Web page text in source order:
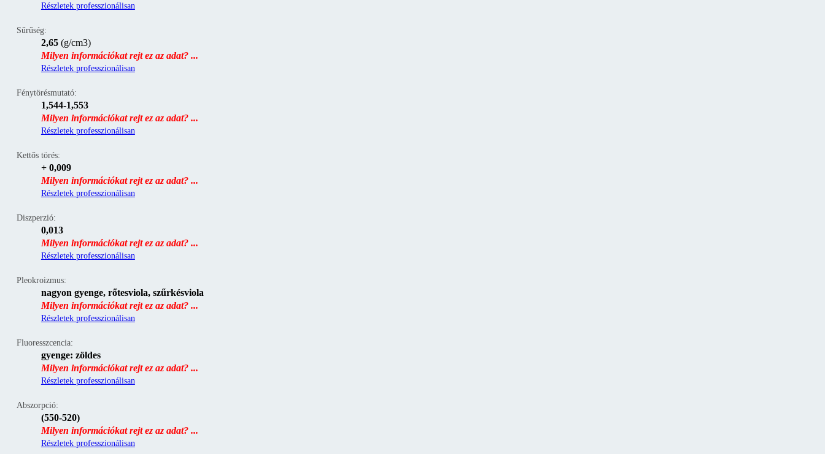
Részletek professzionálisan
Sűrűség:
2,65 (g/cm3)
Milyen információkat rejt ez az adat? ...
Részletek professzionálisan
Fénytörésmutató:
1,544-1,553
Milyen információkat rejt ez az adat? ...
Részletek professzionálisan
Kettős törés:
+ 0,009
Milyen információkat rejt ez az adat? ...
Részletek professzionálisan
Diszperzió:
0,013
Milyen információkat rejt ez az adat? ...
Részletek professzionálisan
Pleokroizmus:
nagyon gyenge, rőtesviola, szűrkésviola
Milyen információkat rejt ez az adat? ...
Részletek professzionálisan
Fluoresszcencia:
gyenge: zöldes
Milyen információkat rejt ez az adat? ...
Részletek professzionálisan
Abszorpció:
(550-520)
Milyen információkat rejt ez az adat? ...
Részletek professzionálisan